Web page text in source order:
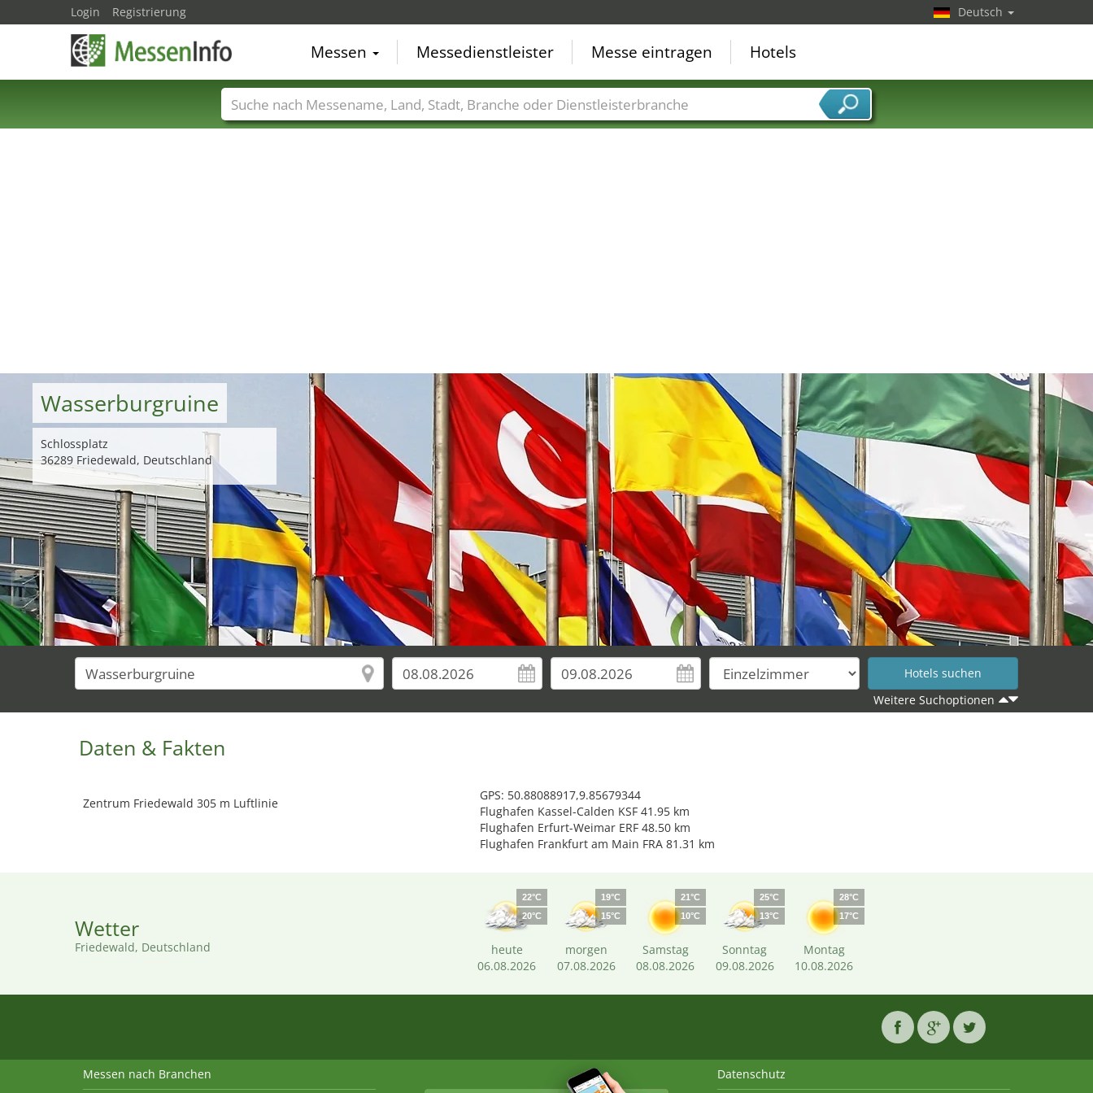
Wasserburgruine
Schlossplatz
36289 Friedewald, Deutschland
Weitere Suchoptionen
Daten & Fakten
Zentrum Friedewald 305 m Luftlinie
GPS: 50.88088917,9.85679344
Flughafen Kassel-Calden KSF 41.95 km
Flughafen Erfurt-Weimar ERF 48.50 km
Flughafen Frankfurt am Main FRA 81.31 km
Wetter
Friedewald, Deutschland
22°C
20°C
heute
06.08.2026
19°C
15°C
morgen
07.08.2026
21°C
10°C
Samstag
08.08.2026
25°C
13°C
Sonntag
09.08.2026
28°C
17°C
Montag
10.08.2026
Login Registrierung Deutsch
Messen Messedienstleister Messe eintragen Hotels
Messenamen Länder Städte Branchen Dienstleisterbranchen
Messen nach Branchen Datenschutz